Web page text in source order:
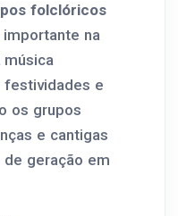
folclóricos
na
música
e
os grupos
e cantigas
geração em